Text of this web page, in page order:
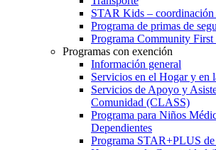
STAR Kids – coordinación
Programa de primas de
Programa Community First
Programas con exención
Información general
Servicios en el Hogar y en
Servicios de Apoyo y
Comunidad (CLASS)
Programa para Niños
Dependientes
Programa STAR+PLUS